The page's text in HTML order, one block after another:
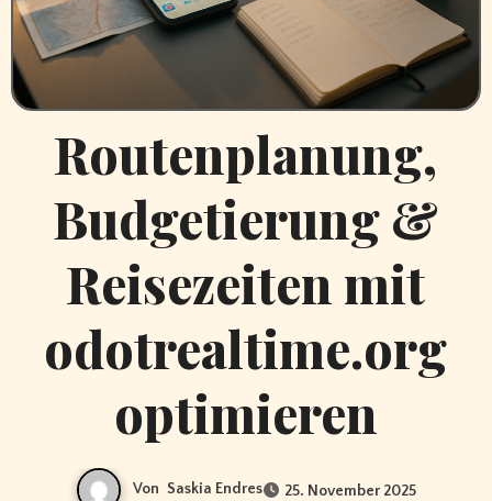
Routenplanung,
Budgetierung &
Reisezeiten mit
odotrealtime.org
optimieren
Von Saskia Endres 25. November 2025